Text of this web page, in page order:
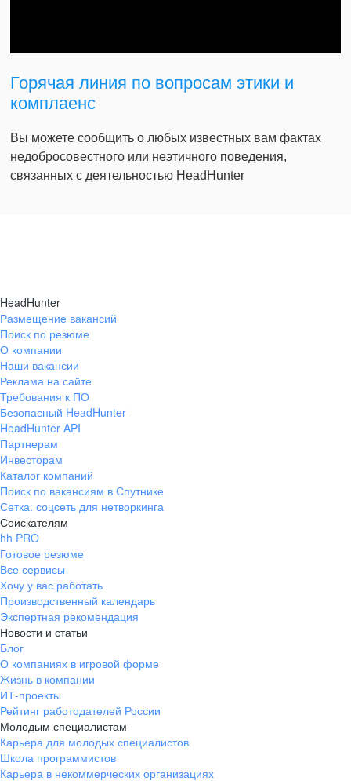
Горячая линия по вопросам этики и
комплаенс
Вы можете сообщить о любых известных вам фактах
недобросовестного или неэтичного поведения,
связанных с деятельностью HeadHunter
HeadHunter
Размещение вакансий
Поиск по резюме
О компании
Наши вакансии
Реклама на сайте
Требования к ПО
Безопасный HeadHunter
HeadHunter API
Партнерам
Инвесторам
Каталог компаний
Поиск по вакансиям в Спутнике
Сетка: соцсеть для нетворкинга
Соискателям
hh PRO
Готовое резюме
Все сервисы
Хочу у вас работать
Производственный календарь
Экспертная рекомендация
Новости и статьи
Блог
О компаниях в игровой форме
Жизнь в компании
ИТ-проекты
Рейтинг работодателей России
Молодым специалистам
Карьера для молодых специалистов
Школа программистов
Карьера в некоммерческих организациях